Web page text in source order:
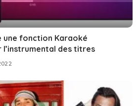
une fonction Karaoké
des titres